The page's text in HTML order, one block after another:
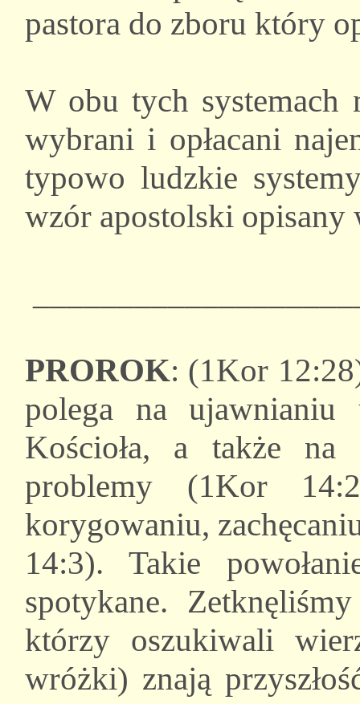
pastora do zboru który
W obu tych systemach
wybrani i opłacani
typowo ludzkie
wzór apostolski opisany
PROROK: (1Kor
polega na ujawnianiu
Kościoła, a także na
problemy (1Kor
korygowaniu,
14:3). Takie
spotykane.
którzy oszukiwali
wróżki) znają